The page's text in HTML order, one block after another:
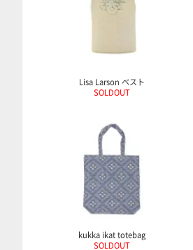
Lisa Larson ベスト
SOLDOUT
kukka ikat totebag
SOLDOUT